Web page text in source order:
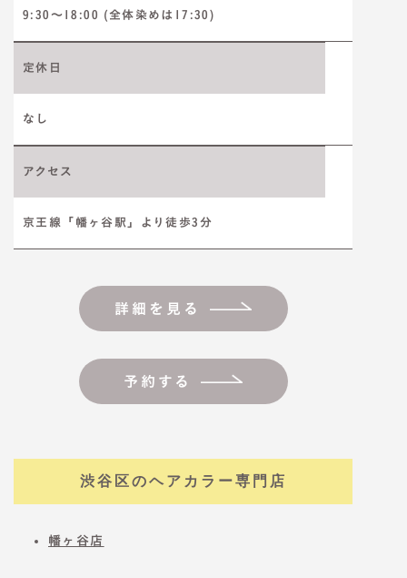
9:30～18:00 (全体染めは17:30)
定休日
なし
アクセス
京王線「幡ヶ谷駅」より徒歩3分
詳細を見る
予約する
渋谷区のヘアカラー専門店
幡ヶ谷店